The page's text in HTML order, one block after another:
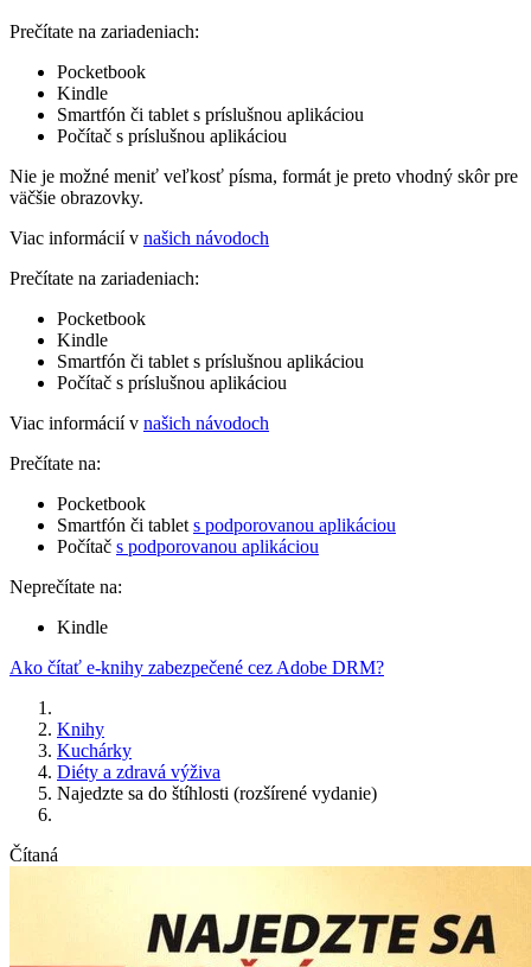
Prečítate na zariadeniach:
Pocketbook
Kindle
Smartfón či tablet s príslušnou aplikáciou
Počítač s príslušnou aplikáciou
Nie je možné meniť veľkosť písma, formát je preto vhodný skôr pre
väčšie obrazovky.
Viac informácií v našich návodoch
Prečítate na zariadeniach:
Pocketbook
Kindle
Smartfón či tablet s príslušnou aplikáciou
Počítač s príslušnou aplikáciou
Viac informácií v našich návodoch
Prečítate na:
Pocketbook
Smartfón či tablet s podporovanou aplikáciou
Počítač s podporovanou aplikáciou
Neprečítate na:
Kindle
Ako čítať e-knihy zabezpečené cez Adobe DRM?
Knihy
Kuchárky
Diéty a zdravá výživa
Najedzte sa do štíhlosti (rozšírené vydanie)
Čítaná